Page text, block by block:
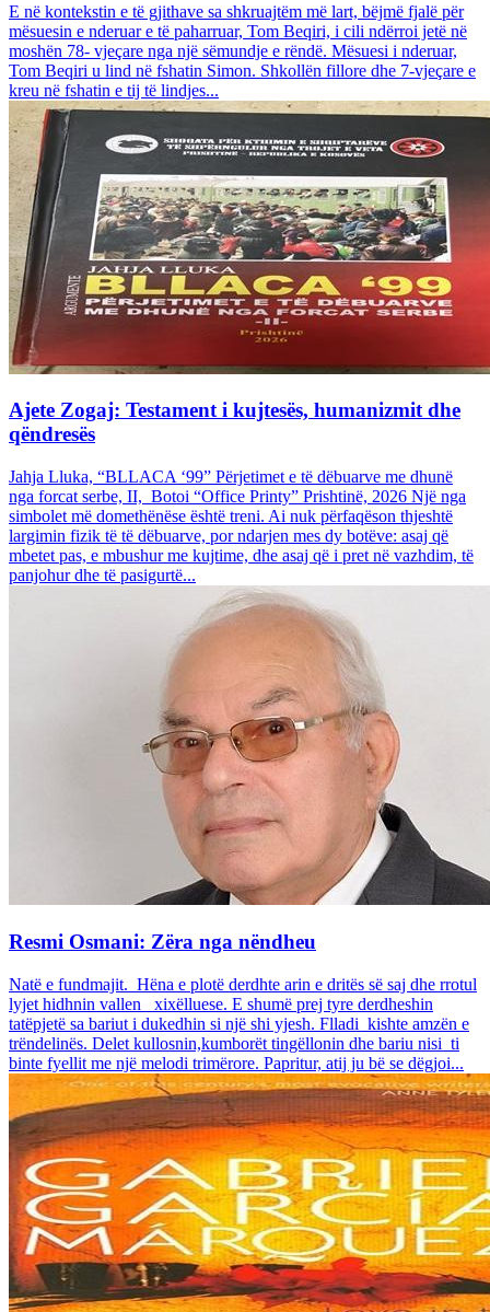
E në kontekstin e të gjithave sa shkruajtëm më lart, bëjmë fjalë për
mësuesin e nderuar e të paharruar, Tom Beqiri, i cili ndërroi jetë në
moshën 78- vjeçare nga një sëmundje e rëndë. Mësuesi i nderuar,
Tom Beqiri u lind në fshatin Simon. Shkollën fillore dhe 7-vjeçare e
kreu në fshatin e tij të lindjes...
Ajete Zogaj: Testament i kujtesës, humanizmit dhe
qëndresës
Jahja Lluka, “BLLACA ‘99” Përjetimet e të dëbuarve me dhunë
nga forcat serbe, II, Botoi “Office Printy” Prishtinë, 2026 Një nga
simbolet më domethënëse është treni. Ai nuk përfaqëson thjeshtë
largimin fizik të të dëbuarve, por ndarjen mes dy botëve: asaj që
mbetet pas, e mbushur me kujtime, dhe asaj që i pret në vazhdim, të
panjohur dhe të pasigurtë...
Resmi Osmani: Zëra nga nëndheu
Natë e fundmajit. Hëna e plotë derdhte arin e dritës së saj dhe rrotul
lyjet hidhnin vallen xixëlluese. E shumë prej tyre derdheshin
tatëpjetë sa bariut i dukedhin si një shi yjesh. Flladi kishte amzën e
trëndelinës. Delet kullosnin,kumborët tingëllonin dhe bariu nisi ti
binte fyellit me një melodi trimërore. Papritur, atij ju bë se dëgjoi...